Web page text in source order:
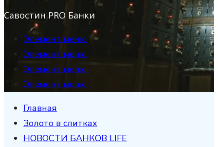
Савостин PRO Банки
Элемент меню
Элемент меню
Элемент меню
Элемент меню
Главная
Золото в слитках
НОВОСТИ БАНКОВ LIFE